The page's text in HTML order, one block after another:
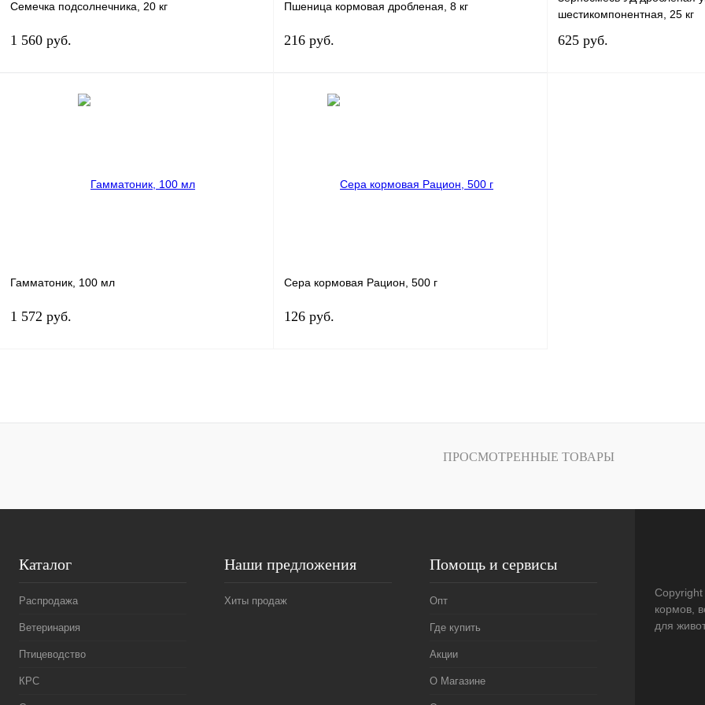
Семечка подсолнечника, 20 кг
1 560 руб.
наличии
Пшеница кормовая дробленая, 8 кг
216 руб.
наличии
шестикомпонентная, 25 кг
625 руб.
Гамматоник, 100 мл
1 572 руб.
Купить в 1 клик Сравнение
Сера кормовая Рацион, 500 г
126 руб.
Купить в 1 клик Сравнение
ПРОСМОТРЕННЫЕ ТОВАРЫ
Каталог
Распродажа
Ветеринария
Птицеводство
КРС
Наши предложения
Хиты продаж
Помощь и сервисы
Опт
Где купить
Акции
О Магазине
кормов,
для